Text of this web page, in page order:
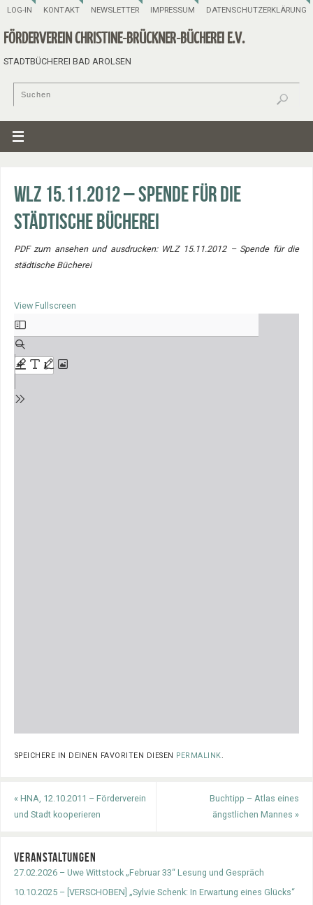
LOG-IN KONTAKT NEWSLETTER IMPRESSUM DATENSCHUTZERKLÄRUNG
FÖRDERVEREIN CHRISTINE-BRÜCKNER-BÜCHEREI E.V.
STADTBÜCHEREI BAD AROLSEN
WLZ 15.11.2012 – Spende für die
städtische Bücherei
PDF zum ansehen und ausdrucken: WLZ 15.11.2012 – Spende für die
städtische Bücherei
View Fullscreen
SPEICHERE IN DEINEN FAVORITEN DIESEN PERMALINK.
« HNA, 12.10.2011 – Förderverein
und Stadt kooperieren
Buchtipp – Atlas eines
ängstlichen Mannes »
VERANSTALTUNGEN
27.02.2026 – Uwe Wittstock „Februar 33“ Lesung und Gespräch
10.10.2025 – [VERSCHOBEN] „Sylvie Schenk: In Erwartung eines Glücks“